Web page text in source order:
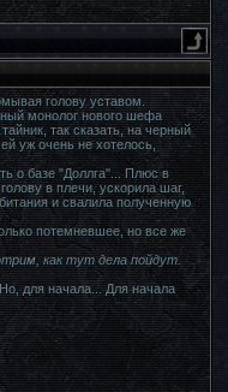
голову уставом.
монолог нового шефа
так сказать, на черный
уж очень не хотелось,
о базе "Доллга"... Плюс в
в плечи, ускорила шаг,
и свалила полученную
потемневшее, но все же
как тут дела пойдут.
для начала... Для начала